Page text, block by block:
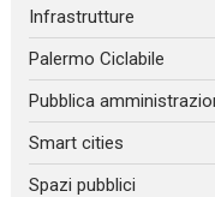
Infrastrutture
Palermo Ciclabile
Pubblica
Smart cities
Spazi pubblici